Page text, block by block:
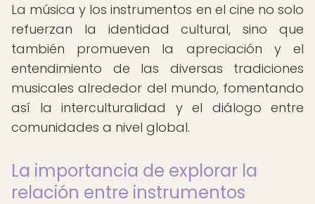
La música y los instrumentos en el cine no solo
refuerzan la identidad cultural, sino que
también promueven la apreciación y el
entendimiento de las diversas tradiciones
musicales alrededor del mundo, fomentando
así la interculturalidad y el diálogo entre
comunidades a nivel global.
La importancia de explorar la
relación entre instrumentos